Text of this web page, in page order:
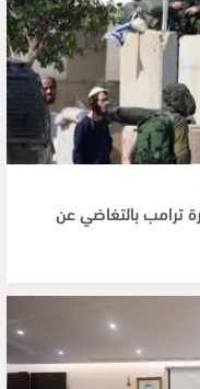
ترامب بالتغاضي عن